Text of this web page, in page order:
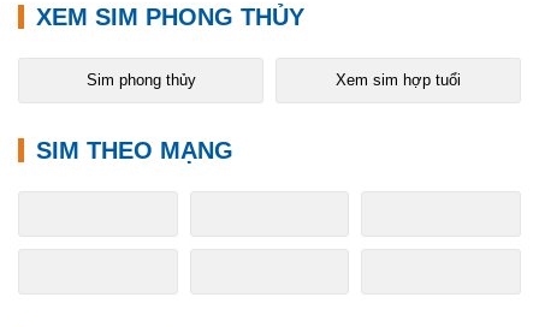
XEM SIM PHONG THỦY
Sim phong thủy Xem sim hợp tuổi
SIM THEO MẠNG